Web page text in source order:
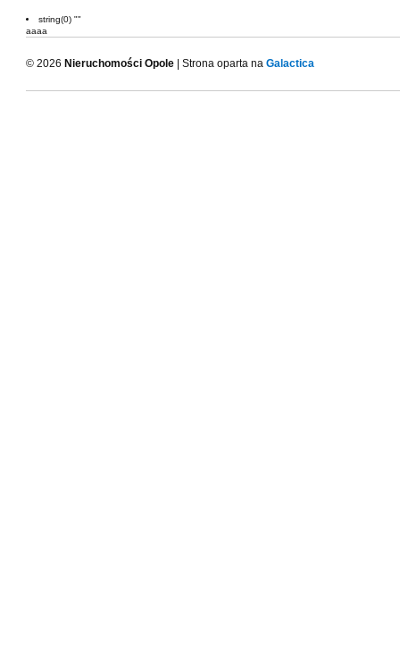
string(0) ""
aaaa
© 2026 Nieruchomości Opole | Strona oparta na Galactica